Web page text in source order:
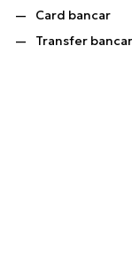
Card bancar
Transfer bancar